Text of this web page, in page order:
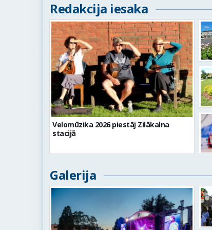
Redakcija iesaka
Velomūzika 2026 piestāj Zilākalna
stacijā
Galerija